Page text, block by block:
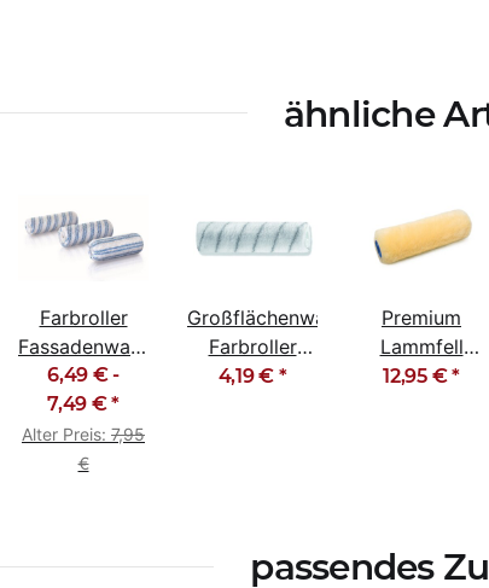
ähnliche
Farbroller
Fassadenwalze
Blaufaden
Polyamid
gepolstert
6,49 € -
7,49 €*
Alter Preis: 7,95
€
Großflächenwalze
Farbroller
25cm
4,19 € *
Premium
Lammfell
Farbroller
12,95 €*
passendes